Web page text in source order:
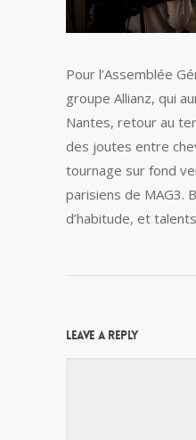
Pour l’Assemblée
groupe Allianz, qui
Nantes, retour au
des joutes entre
tournage sur fond
parisiens de MAG3.
d’habitude, et
Leave a Reply